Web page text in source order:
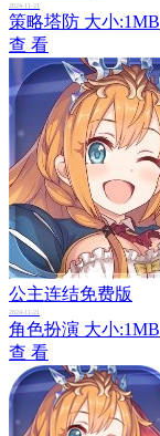
2024-11-21
策略塔防 大小:1MB
查 看
公主连结免费版
2024-11-21
角色扮演 大小:1MB
查 看